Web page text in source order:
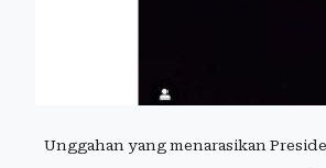
Unggahan yang menarasikan